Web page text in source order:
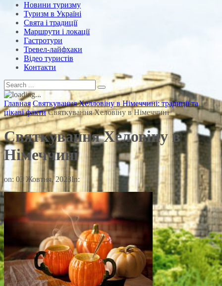
Новини туризму
Туризм в Україні
Свята і традиції
Маршрути і локації
Гастротури
Тревел-лайфхаки
Відео туристів
Контакти
Главная Святкування Хелловіну в Німеччині: традиції та
цікаві факти Святкування Хеловіну в Німеччині
Святкування Хеловіну в
Німеччині
on: 03 Жовтня, 2023In: